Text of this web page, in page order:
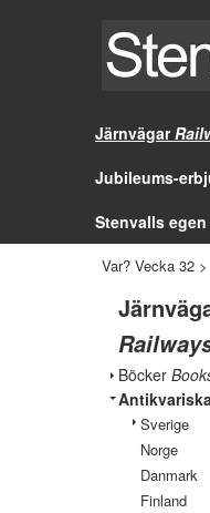
Järnvägar
Jubileums-
Stenvalls
Var? Vecka 32 >
Böcker
Sverige
Norge
Danmark
Finland